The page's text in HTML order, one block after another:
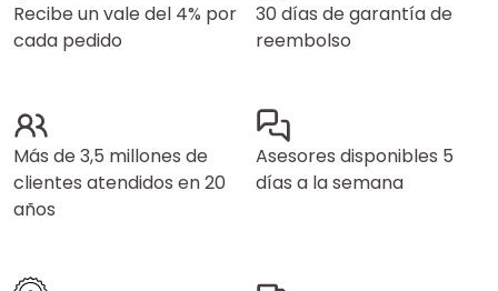
Recibe un vale del 4% por
cada pedido
30 días de garantía de
reembolso
Más de 3,5 millones de
clientes atendidos en 20
años
Asesores disponibles 5
días a la semana